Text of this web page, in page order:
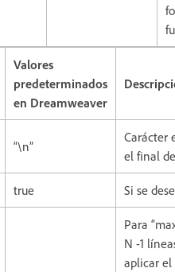
Valores
predeterminados
en Dreamweaver
“\n”
Carácter
el final
true Si se
Para
N -1
aplicar el